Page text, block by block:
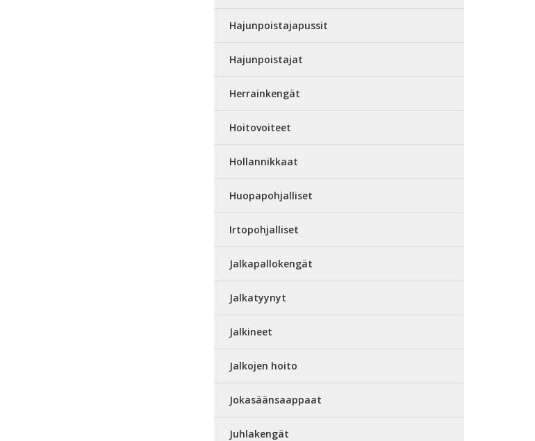
Hajunpoistajapussit
Hajunpoistajat
Herrainkengät
Hoitovoiteet
Hollannikkaat
Huopapohjalliset
Irtopohjalliset
Jalkapallokengät
Jalkatyynyt
Jalkineet
Jalkojen hoito
Jokasäänsaappaat
Juhlakengät